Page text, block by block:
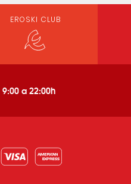
EROSKI CLUB
9:00 a 22:00h